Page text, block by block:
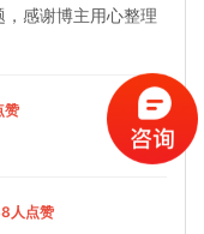
感谢博主用心整理
赞
人点赞